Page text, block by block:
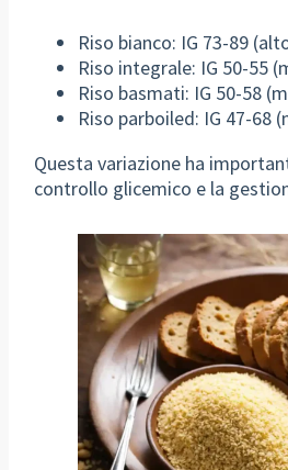
Riso bianco: IG 73-89
Riso integrale: IG 50-55
Riso basmati: IG 50-58
Riso parboiled: IG 47-68
Questa variazione ha
controllo glicemico e la